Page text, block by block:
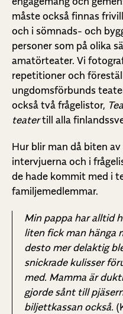
måste också finnas
och i sömnads- och
personer som på olika
amatörteater. Vi
repetitioner och
ungdomsförbunds
också två frågelistor,
teatertill alla
Hur blir man då biten
intervjuerna och i
de hade kommit med i
familjemedlemmar.
Min pappa har alltid
liten fick man hänga
desto mer delaktig
snickrade kulisser
med. Mamma är
gjorde sånt till
biljettkassan också.